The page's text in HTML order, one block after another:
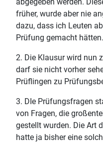
früher, wurde aber nie
dazu, dass ich Leuten
Prüfung gemacht hätten.
2. Die Klausur wird nun
darf sie nicht vorher
Prüflingen zu
3. DIe Prüfungsfragen
von Fragen, die
gestellt wurden. Die Art
hatte ja bisher eine